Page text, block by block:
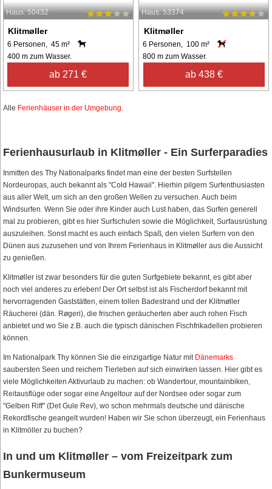
Haus: 50432
Klitmøller
6 Personen, 45 m²
400 m zum Wasser.
ab 271 €
Haus: 53374
Klitmøller
6 Personen, 100 m²
800 m zum Wasser.
ab 438 €
Alle Ferienhäuser in der Umgebung.
Ferienhausurlaub in Klitmøller - Ein Surferparadies
Inmitten des Thy Nationalparks findet man eine der besten Surfstellen
Nordeuropas, auch bekannt als "Cold Hawaii". Hierhin pilgern Surfenthusiasten
aus aller Welt, um sich an den großen Wellen zu versuchen. Auch beim
Windsurfen. Wenn Sie oder ihre Kinder auch Lust haben, das Surfen generell
mal zu probieren, gibt es hier Surfschulen sowie die Möglichkeit, Surfausrüstung
auszuleihen. Sonst macht es auch einfach Spaß, den vielen Surfern von den
Dünen aus zuzusehen und von Ihrem Ferienhaus in Klitmøller aus die Aussicht
zu genießen.
Klitmøller ist zwar besonders für die guten Surfgebiete bekannt, es gibt aber
noch viel anderes zu erleben! Der Ort selbst ist als Fischerdorf bekannt mit
hervorragenden Gaststätten, einem tollen Badestrand und der Klitmøller
Räucherei (dän. Røgeri), die frischen geräucherten aber auch rohen Fisch
anbietet und wo Sie z.B. auch die typisch dänischen Fischfrikadellen probieren
können.
Im Nationalpark Thy können Sie die einzigartige Natur mit Dänemarks
saubersten Seen und reichem Tierleben auf sich einwirken lassen. Hier gibt es
viele Möglichkeiten Aktivurlaub zu machen: ob Wandertour, mountainbiken,
Reitausflüge oder sogar eine Angeltour auf der Nordsee oder sogar zum
"Gelben Riff" (Det Gule Rev), wo schon mehrmals deutsche und dänische
Rekordfische geangelt wurden! Haben wir Sie schon überzeugt, ein Ferienhaus
in Klitmöller zu buchen?
In und um Klitmøller – vom Freizeitpark zum
Bunkermuseum